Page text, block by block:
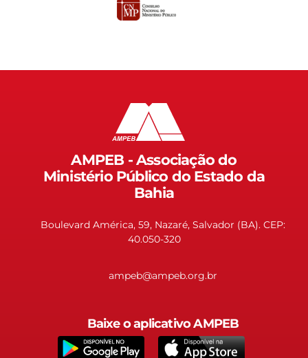
AMPEB - Associação do
Ministério Público do Estado da
Bahia
Boulevard América, 59, Nazaré, Salvador (BA). CEP:
40.050-320
ampeb@ampeb.org.br
Baixe o aplicativo AMPEB